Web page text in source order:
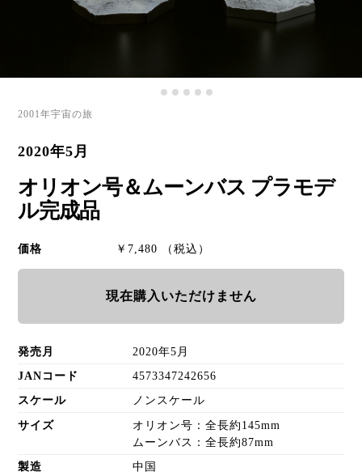
2001年宇宙の旅
2020年5月
オリオン号＆ムーンバス プラモデ
ル完成品
価格 ￥7,480 （税込）
現在購入いただけません
発売月 2020年5月
JANコード 4573347242656
スケール ノンスケール
サイズ
オリオン号：全長約145mm
ムーンバス：全長約87mm
製造 中国